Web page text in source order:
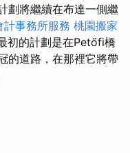
劃將繼續在布達一側繼
計事務所服務 桃園搬家
初的計劃是在Petőfi橋
的道路，在那裡它將帶